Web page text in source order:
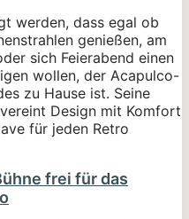
werden, dass egal ob
genießen, am
sich Feierabend einen
wollen, der Acapulco-
zu Hause ist. Seine
Design mit Komfort
für jeden Retro
frei für das